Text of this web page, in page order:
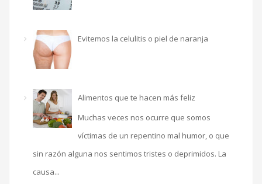
Evitemos la celulitis o piel de naranja
Alimentos que te hacen más feliz
Muchas veces nos ocurre que somos
víctimas de un repentino mal humor, o que
sin razón alguna nos sentimos tristes o deprimidos. La
causa...